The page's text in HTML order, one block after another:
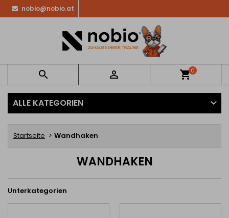
nobio@nobio.at
  shopping_cart0
ALLE KATEGORIEN
Startseite Wandhaken
WANDHAKEN
Unterkategorien